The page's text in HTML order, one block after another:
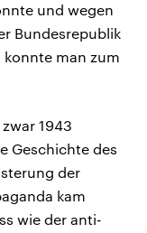
und wegen
Bundesrepublik
man zum
1943
Geschichte des
der
kam
wie der anti-